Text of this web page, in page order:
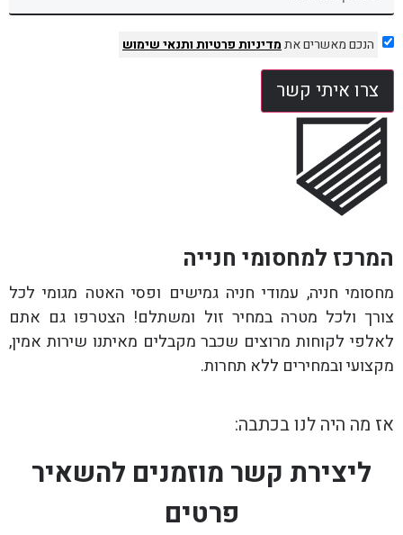
הנכם מאשרים אתמדיניות פרטיותותנאי שימוש
צרו איתי קשר
המרכז למחסומי חנייה
מחסומי חניה, עמודי חניה גמישים ופסי האטה מגומי לכל
צורך ולכל מטרה במחיר זול ומשתלם! הצטרפו גם אתם
לאלפי לקוחות מרוצים שכבר מקבלים מאיתנו שירות אמין,
מקצועי ובמחירים ללא תחרות.
אז מה היה לנו בכתבה:
ליצירת קשר מוזמנים להשאיר
פרטים